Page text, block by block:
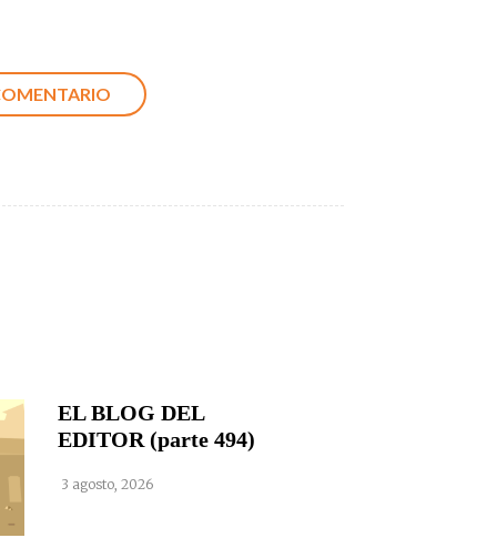
EL BLOG DEL
EDITOR (parte 494)
3 agosto, 2026